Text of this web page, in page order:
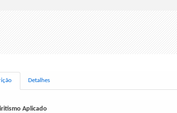
Detalhes
Aplicado